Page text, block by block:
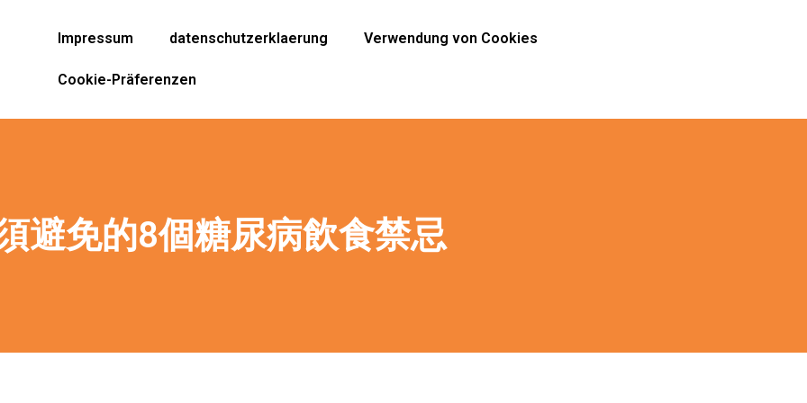
Impressum datenschutzerklaerung Verwendung von Cookies
Cookie-Präferenzen
避免的8個糖尿病飲食禁忌